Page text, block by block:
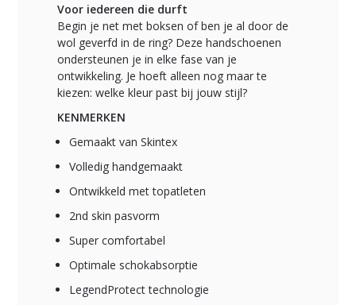
Voor iedereen die durft
Begin je net met boksen of ben je al door de
wol geverfd in de ring? Deze handschoenen
ondersteunen je in elke fase van je
ontwikkeling. Je hoeft alleen nog maar te
kiezen: welke kleur past bij jouw stijl?
KENMERKEN
Gemaakt van Skintex
Volledig handgemaakt
Ontwikkeld met topatleten
2nd skin pasvorm
Super comfortabel
Optimale schokabsorptie
LegendProtect technologie